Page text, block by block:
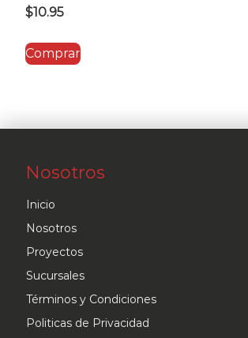
$10.95
Comprar
Nosotros
Inicio
Nosotros
Proyectos
Sucursales
Términos y Condiciones
Politicas de Privacidad